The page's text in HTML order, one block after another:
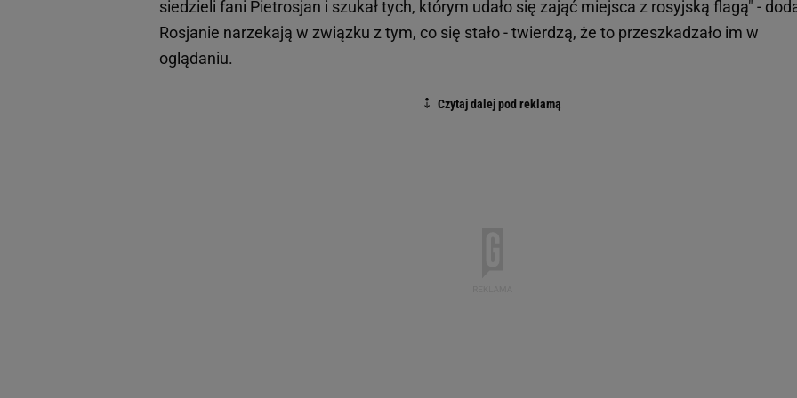
siedzieli fani Pietrosjan i szukał tych, którym udało się zająć miejsca z rosyjską flagą" -
Rosjanie narzekają w związku z tym, co się stało - twierdzą, że to przeszkadzało im w
oglądaniu.